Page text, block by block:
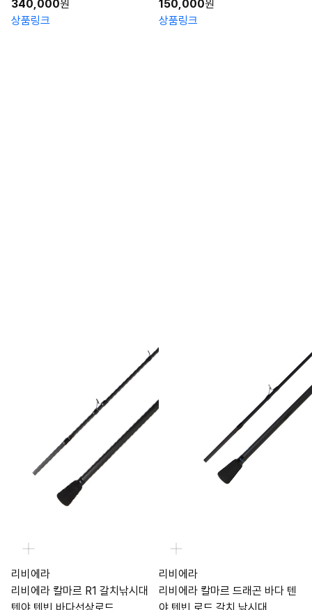
340,000원
상품링크
150,000원
상품링크
리비에라
리비에라 칼마르 R1 갈치낚시대
리비에라
리비에라 칼마르 드래곤 바다 텐